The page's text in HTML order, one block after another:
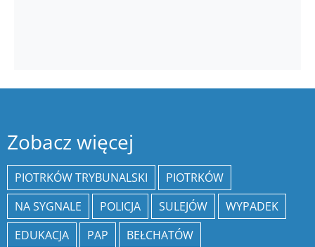
Zobacz więcej
PIOTRKÓW TRYBUNALSKI
PIOTRKÓW
NA SYGNALE
POLICJA SULEJÓW
WYPADEK
EDUKACJA
PAP
BEŁCHATÓW